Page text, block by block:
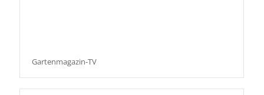
Gartenmagazin-TV